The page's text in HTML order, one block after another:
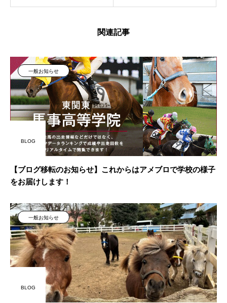
関連記事
一般お知らせ
BLOG
【ブログ移転のお知らせ】これからはアメブロで学校の様子
をお届けします！
一般お知らせ
BLOG